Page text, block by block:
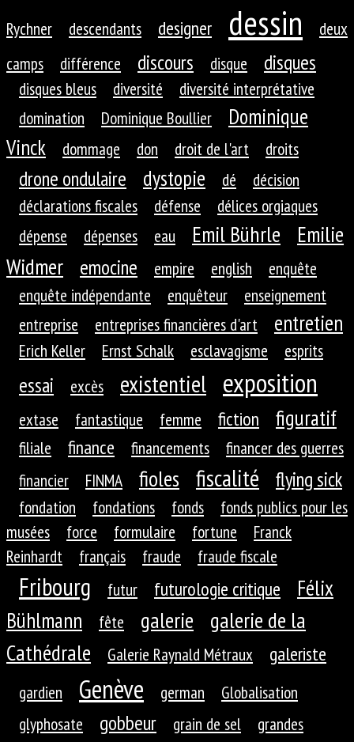
Rychner
descendants designer dessin
deux
camps
différence discours disque disques
disques bleus diversité
diversité interprétative
domination
Dominique Boullier
Dominique
Vinck
dommage don droit de l'art droits
drone ondulaire dystopie dé
décision
déclarations fiscales
défense
délices orgiaques
dépense
dépenses eau Emil Bührle
Emilie
Widmer
emocine empire english
enquête
enquête indépendante
enquêteur
enseignement
entreprise
entreprises financières d'art entretien
Erich Keller Ernst Schalk esclavagisme esprits
essai excès existentiel exposition
extase fantastique femme fiction figuratif
filiale finance financements
financer des guerres
financier
FINMA fioles fiscalité flying sick
fondation fondations fonds
fonds publics pour les
musées
force formulaire fortune
Franck
Reinhardt
français fraude fraude fiscale
Fribourg futur futurologie critique
Félix
Bühlmann
fête galerie
galerie de la
Cathédrale
Galerie Raynald Métraux galeriste
gardien Genève german
Globalisation
glyphosate
gobbeur grain de sel
grandes